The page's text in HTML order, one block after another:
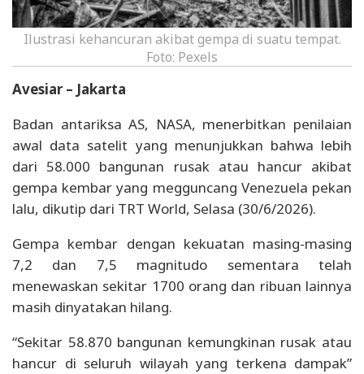
Ilustrasi kehancuran akibat gempa di suatu tempat.
Foto: Pexels
Avesiar – Jakarta
Badan antariksa AS, NASA, menerbitkan penilaian
awal data satelit yang menunjukkan bahwa lebih
dari 58.000 bangunan rusak atau hancur akibat
gempa kembar yang megguncang Venezuela pekan
lalu, dikutip dari TRT World, Selasa (30/6/2026).
Gempa kembar dengan kekuatan masing-masing
7,2 dan 7,5 magnitudo sementara telah
menewaskan sekitar 1700 orang dan ribuan lainnya
masih dinyatakan hilang.
“Sekitar 58.870 bangunan kemungkinan rusak atau
hancur di seluruh wilayah yang terkena dampak”